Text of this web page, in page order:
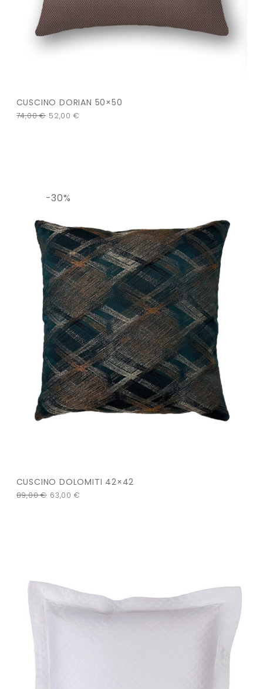
CUSCINO DORIAN 50×50
74,00€ 52,00 €
CUSCINO DOLOMITI 42×42
89,00€ 63,00 €
-30%